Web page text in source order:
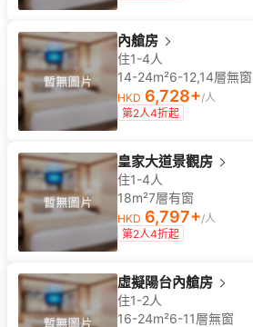
內艙房
住1-4人
14-24m²6-12,14層無窗
HKD 6,728+/人
第2人4折起
皇家大道景觀房
住1-4人
18m²7層有窗
HKD 6,797+/人
第2人4折起
虛擬陽台內艙房
住1-2人
16-24m²6-11層無窗